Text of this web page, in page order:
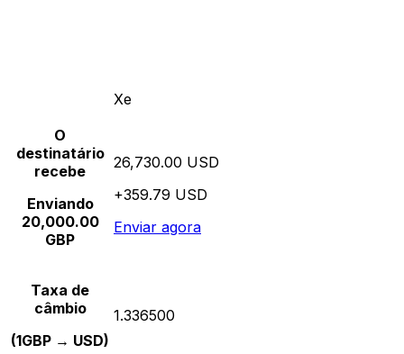
Xe
O
destinatário
recebe
Enviando
20,000.00
GBP
26,730.00 USD
+359.79 USD
Enviar agora
Taxa de
câmbio
(1GBP → USD)
1.336500